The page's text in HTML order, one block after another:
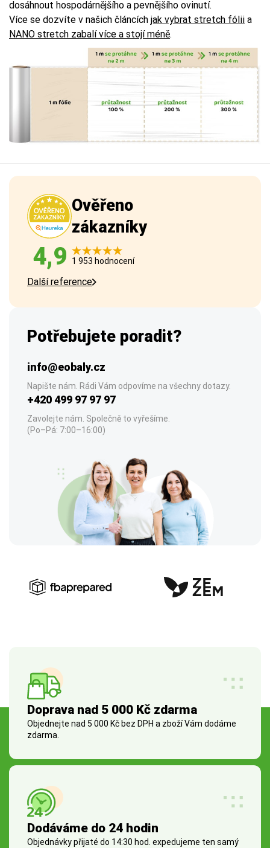
dosáhnout hospodárnějšího a pevnějšího ovinutí.
Více se dozvíte v našich článcích jak vybrat stretch fólii a
NANO stretch zabalí více a stojí méně.
Ověřeno
zákazníky
4,9 1 953 hodnocení
Další reference
Potřebujete poradit?
info@eobaly.cz
Napište nám. Rádi Vám odpovíme na všechny dotazy.
+420 499 97 97 97
Zavolejte nám. Společně to vyřešíme.
(Po–Pá: 7:00–16:00)
Doprava nad 5 000 Kč zdarma
Objednejte nad 5 000 Kč bez DPH a zboží Vám dodáme
zdarma.
Dodáváme do 24 hodin
Objednávky přijaté do 14:30 hod. expedujeme ten samý